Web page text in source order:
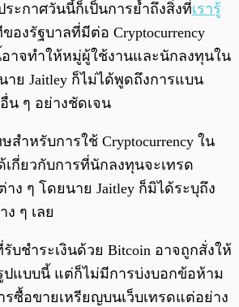
ระกาศวันนี้ก็เป็นการย้ำถึงสิ่งที่เรารู้
องรัฐบาลที่มีต่อ Cryptocurrency
าจทำให้หมู่ผู้ใช้งานและนักลงทุนใน
ย Jaitley ก็ไม่ได้พูดถึงการแบน
น ๆ อย่างชัดเจน
ำหรับการใช้ Cryptocurrency ใน
เกี่ยวกับการที่นักลงทุนจะเทรด
าง ๆ โดยนาย Jaitley ก็มิได้ระบุถึง
ง ๆ เลย
บชำระเงินด้วย Bitcoin อาจถูกสั่งให้
ปแบบนี้ แต่ก็ไม่มีการบ่งบอกข้อห้าม
ซื้อขายเหรียญบนเว็บเทรดแต่อย่าง